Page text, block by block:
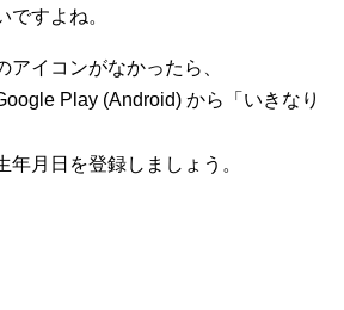
ですよね。
アイコンがなかったら、
Play (Android) から「いきなり
年月日を登録しましょう。